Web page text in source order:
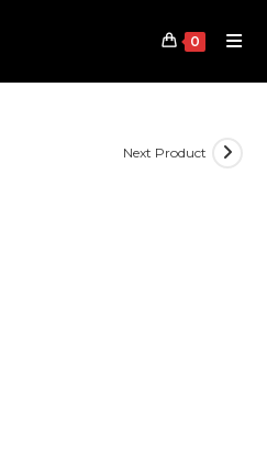
0
Next Product